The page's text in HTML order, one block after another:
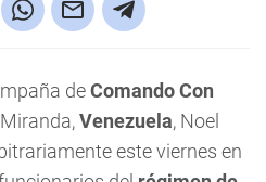
deComandoCon
Venezuela, Noel
este viernes en